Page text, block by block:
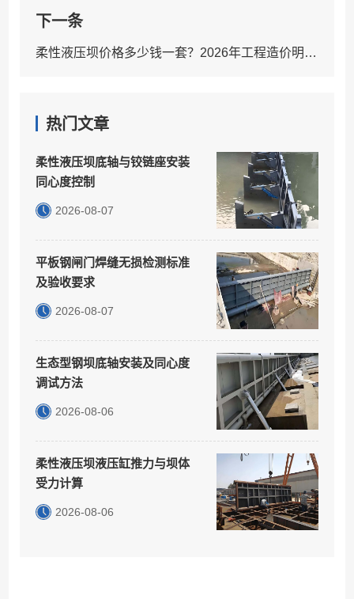
下一条
柔性液压坝价格多少钱一套？2026年工程造价明细表
热门文章
柔性液压坝底轴与铰链座安装
同心度控制
2026-08-07
平板钢闸门焊缝无损检测标准
及验收要求
2026-08-07
生态型钢坝底轴安装及同心度
调试方法
2026-08-06
柔性液压坝液压缸推力与坝体
受力计算
2026-08-06